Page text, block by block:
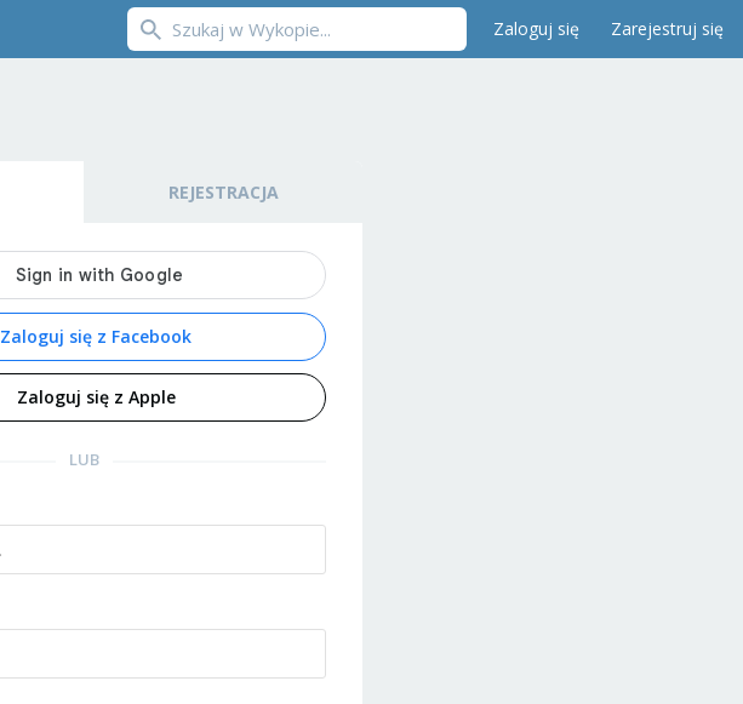
Zaloguj się Zarejestruj się
REJESTRACJA
Zaloguj się z Facebook
Zaloguj się z Apple
LUB